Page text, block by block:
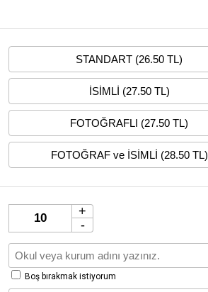
STANDART (26.50 TL)
İSİMLİ (27.50 TL)
FOTOĞRAFLI (27.50 TL)
FOTOĞRAF ve İSİMLİ (28.50 TL)
+
-
Boş bırakmak istiyorum